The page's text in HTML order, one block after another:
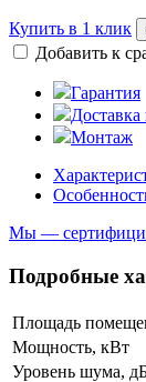
Купить в 1 клик
Добавить к
Гарантия
Доставка
Монтаж
Мы —
Подробные
Площадь
Мощность, кВт
Уровень шума,